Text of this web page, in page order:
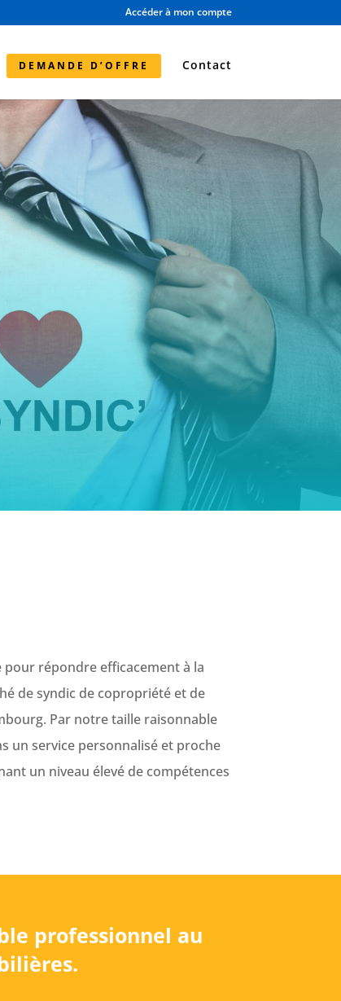
Accéder à mon compte
DEMANDE D’OFFRE Contact
pour répondre efficacement à la
de syndic de copropriété et de
Par notre taille raisonnable
un service personnalisé et proche
un niveau élevé de compétences
professionnel au